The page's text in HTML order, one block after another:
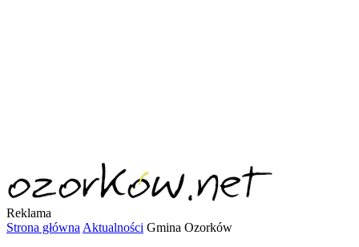
Reklama
Strona główna Aktualności Gmina Ozorków